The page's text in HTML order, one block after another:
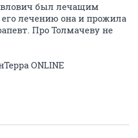
был лечащим
лечению она и прожила
Про Толмачеву не
ONLINE